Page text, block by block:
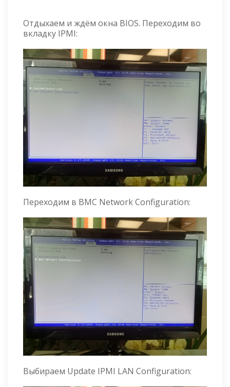
Отдыхаем и ждём окна BIOS. Переходим во
вкладку IPMI:
Переходим в BMC Network Configuration:
Выбираем Update IPMI LAN Configuration: